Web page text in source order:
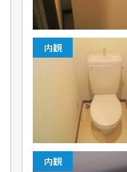
内観
内観